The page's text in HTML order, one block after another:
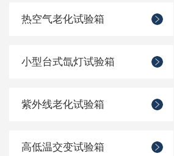
热空气老化试验箱
小型台式氙灯试验箱
紫外线老化试验箱
高低温交变试验箱